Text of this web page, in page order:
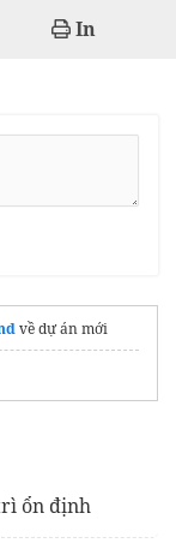
In
về dự án mới
ổn định